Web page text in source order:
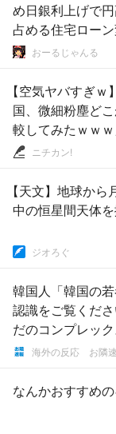
め日銀利上げで
占める住宅ロー
おーるじゃんる
【空気ヤバすぎ
国、微細粉塵ど
較してみたｗｗｗ
ニチカン!
【天文】地球か
中の恒星間天体
ジオろぐ
韓国人「韓国の
認識をご覧くだ
だのコンプレック
海外の反応 お隣
なんかおすすめ